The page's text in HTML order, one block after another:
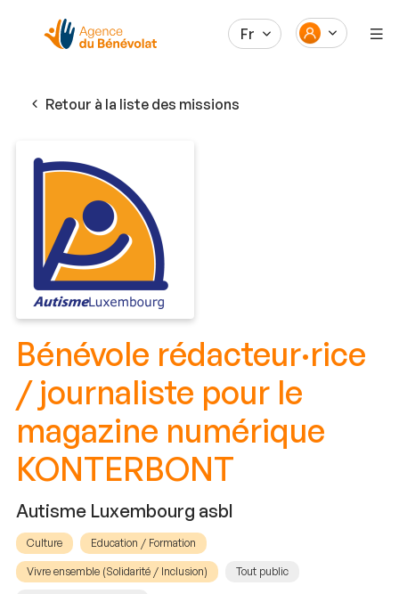
Fr
Retour à la liste des missions
Bénévole rédacteur·rice
/ journaliste pour le
magazine numérique
KONTERBONT
Autisme Luxembourg asbl
Culture Education / Formation
Vivre ensemble (Solidarité / Inclusion) Tout public